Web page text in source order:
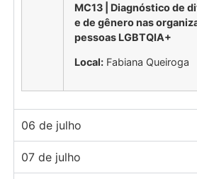
MC13 | Diagnóstico de
e de gênero nas
pessoas LGBTQIA+
Local:Fabiana Queiroga
06 de julho
07 de julho